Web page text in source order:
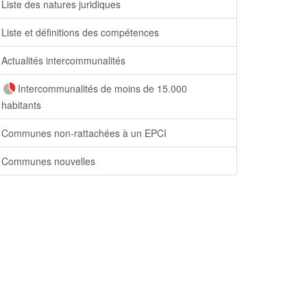
Liste des natures juridiques
Liste et définitions des compétences
Actualités intercommunalités
Intercommunalités de moins de 15.000
habitants
Communes non-rattachées à un EPCI
Communes nouvelles